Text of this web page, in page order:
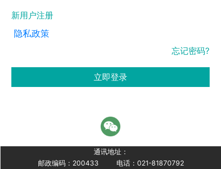
新用户注册
隐私政策
忘记密码?
立即登录
通讯地址：
邮政编码：200433
电话：021-81870792